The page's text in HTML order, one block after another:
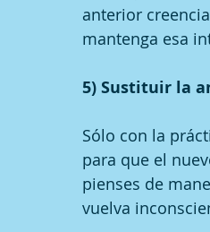
anterior
mantenga esa
5) Sustituir la
Sólo con la
para que el
pienses de
vuelva